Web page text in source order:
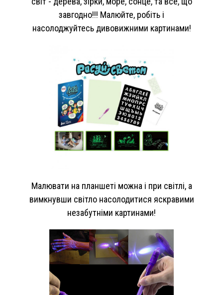
завгодно!!! Малюйте, робіть і
насолоджуйтесь дивовижними картинами!
Малювати на планшеті можна і при світлі, а
вимкнувши світло насолодитися яскравими
незабутніми картинами!